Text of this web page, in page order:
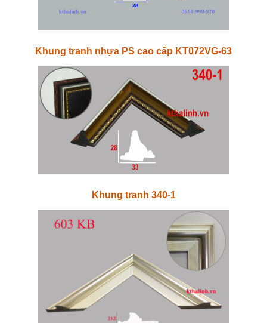
Khung tranh nhựa PS cao cấp KT072VG-63
Khung tranh 340-1